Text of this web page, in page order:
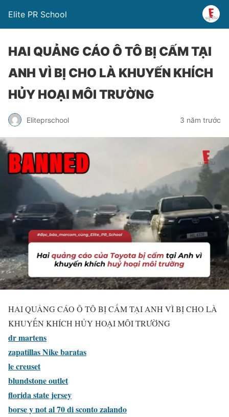
Elite PR School
HAI QUẢNG CÁO Ô TÔ BỊ CẤM TẠI
ANH VÌ BỊ CHO LÀ KHUYẾN KHÍCH
HỦY HOẠI MÔI TRƯỜNG
Eliteprschool 3 năm trước
HAI QUẢNG CÁO Ô TÔ BỊ CẤM TẠI ANH VÌ BỊ CHO LÀ
KHUYẾN KHÍCH HỦY HOẠI MÔI TRƯỜNG
dr martens
zapatillas Nike baratas
le creuset
blundstone outlet
florida state jersey
borse y not al 70 di sconto zalando